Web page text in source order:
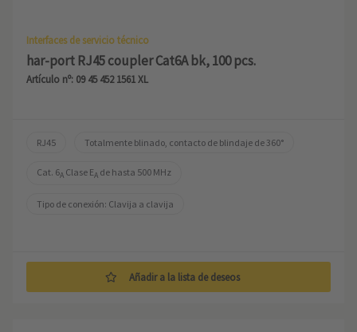
Interfaces de servicio técnico
har-port RJ45 coupler Cat6A bk, 100 pcs.
Artículo nº: 09 45 452 1561 XL
RJ45 Totalmente blinado, contacto de blindaje de 360°
Cat. 6A Clase EA de hasta 500 MHz
Tipo de conexión: Clavija a clavija
Añadir a la lista de deseos